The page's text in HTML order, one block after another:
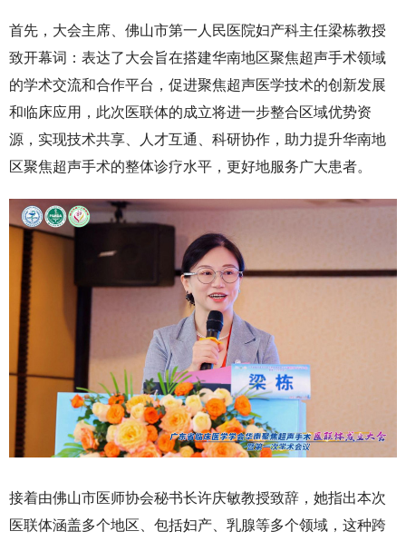
首先，大会主席、佛山市第一人民医院妇产科主任梁栋教授
致开幕词：表达了大会旨在搭建华南地区聚焦超声手术领域
的学术交流和合作平台，促进聚焦超声医学技术的创新发展
和临床应用，此次医联体的成立将进一步整合区域优势资
源，实现技术共享、人才互通、科研协作，助力提升华南地
区聚焦超声手术的整体诊疗水平，更好地服务广大患者。
接着由佛山市医师协会秘书长许庆敏教授致辞，她指出本次
医联体涵盖多个地区、包括妇产、乳腺等多个领域，这种跨